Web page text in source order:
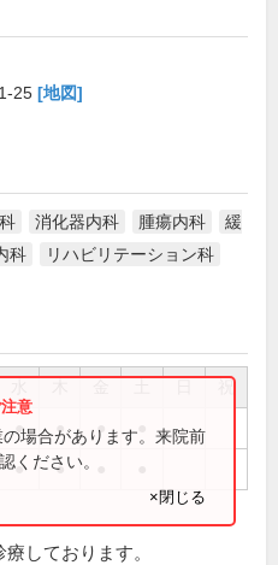
25 [地図]
消化器内科 腫瘍内科
緩
科
リハビリテーション科
祝
● ● ●
● ●
場合があります。来院前
ください。
×閉じる
しております。